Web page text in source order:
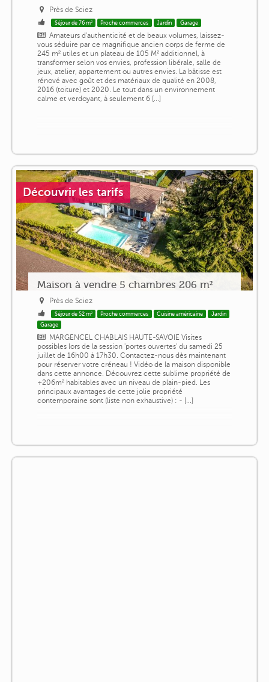
Près de Sciez
Séjour de 76 m² Proche commerces Jardin Garage
Amateurs d'authenticité et de beaux volumes, laissez-
vous séduire par ce magnifique ancien corps de ferme de
245 m² utiles et un plateau de 105 M² additionnel, à
transformer selon vos envies, profession libérale, salle de
jeux, atelier, appartement ou autres envies. La bâtisse est
rénové avec goût et des matériaux de qualité en 2008,
2016 (toiture) et 2020. Le tout dans un environnement
calme et verdoyant, à seulement 6 [...]
Découvrir les tarifs
Maison à vendre 5 chambres 206 m²
Près de Sciez
Séjour de 52 m² Proche commerces Cuisine américaine
Jardin
Garage
MARGENCEL CHABLAIS HAUTE-SAVOIE Visites
possibles lors de la session 'portes ouvertes' du samedi 25
juillet de 16h00 à 17h30. Contactez-nous dès maintenant
pour réserver votre créneau ! Vidéo de la maison disponible
dans cette annonce. Découvrez cette sublime propriété de
+206m² habitables avec un niveau de plain-pied. Les
principaux avantages de cette jolie propriété
contemporaine sont (liste non exhaustive) : - [...]